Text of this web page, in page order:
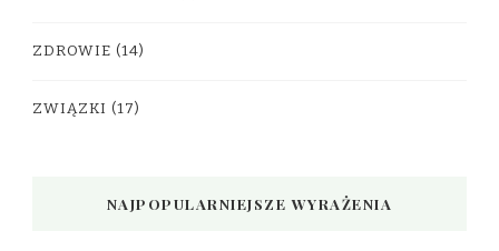
ZDROWIE (14)
ZWIĄZKI (17)
NAJPOPULARNIEJSZE WYRAŻENIA